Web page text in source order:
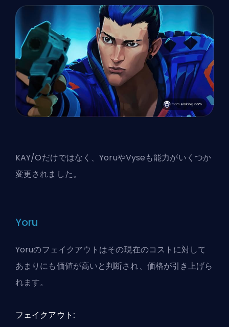
KAY/Oだけではなく、YoruやVyseも能力がいくつか
変更されました。
Yoru
Yoruのフェイクアウトはその現在のコストに対して
あまりにも価値が高いと判断され、価格が引き上げら
れます。
フェイクアウト: